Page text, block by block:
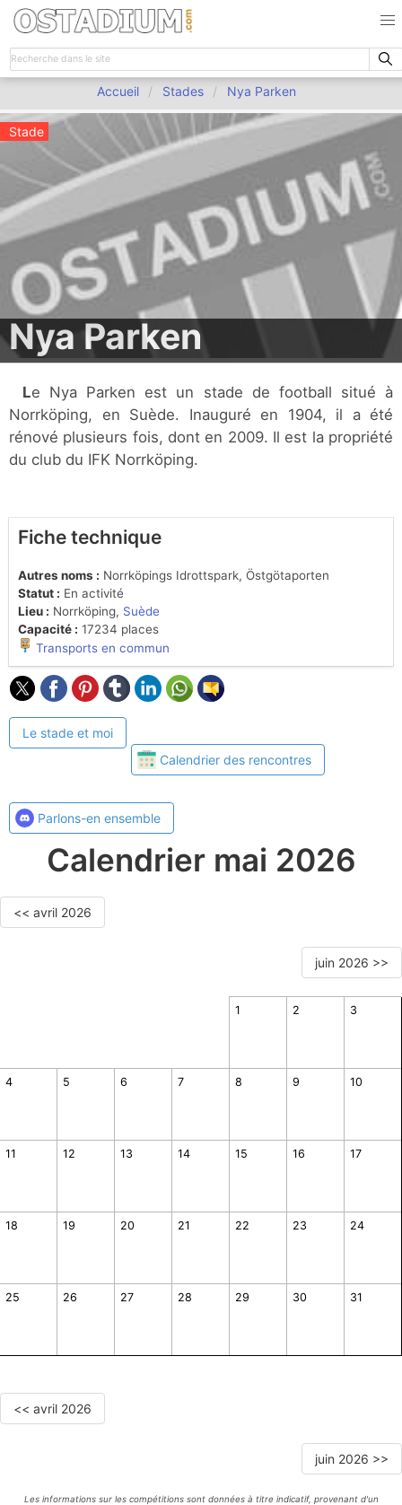
Accueil Stades Nya Parken
Stade
Nya Parken
Le Nya Parken est un stade de football situé à
Norrköping, en Suède. Inauguré en 1904, il a été
rénové plusieurs fois, dont en 2009. Il est la propriété
du club du IFK Norrköping.
Fiche technique
Autres noms : Norrköpings Idrottspark, Östgötaporten
Statut : En activité
Lieu : Norrköping, Suède
Capacité : 17234 places
Transports en commun
Le stade et moi
Calendrier des rencontres
Parlons-en ensemble
Calendrier mai 2026
<< avril 2026
juin 2026 >>
1 2 3
4 5 6 7 8 9 10
11 12 13 14 15 16 17
18 19 20 21 22 23 24
25 26 27 28 29 30 31
<< avril 2026
juin 2026 >>
Les informations sur les compétitions sont données à titre indicatif, provenant d'un